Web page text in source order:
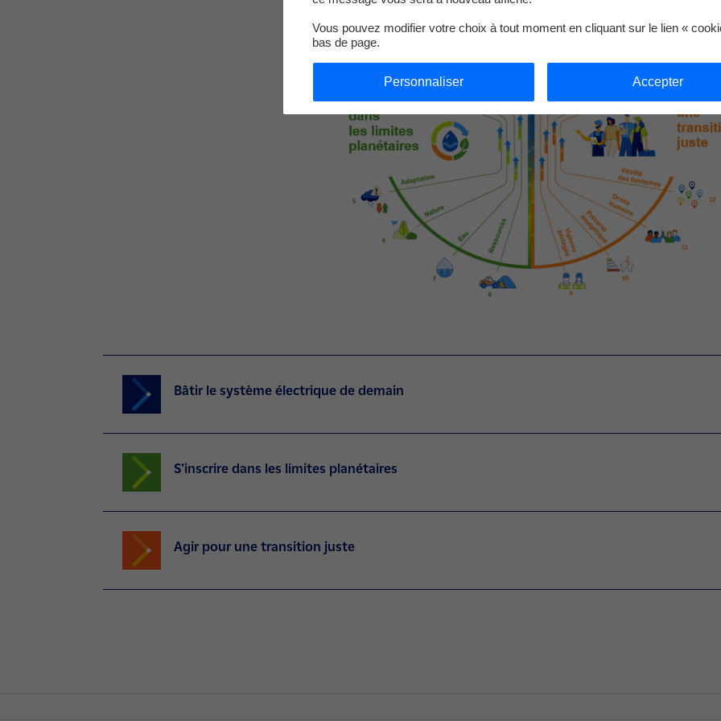
Bâtir le système électrique de demain
S’inscrire dans les limites planétaires
Agir pour une transition juste
Vous pouvez modifier votre choix à tout moment en cliquant sur le lien «
bas de page.
Personnaliser Accepter